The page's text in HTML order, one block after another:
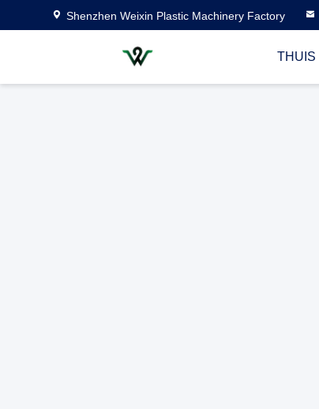
Shenzhen Weixin Plastic Machinery Factory
THUIS